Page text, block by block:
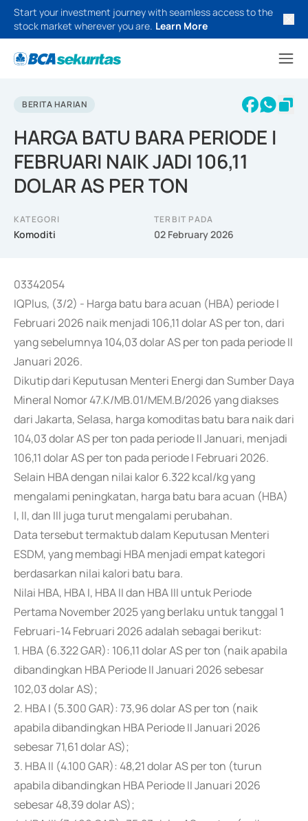
Start your investment journey with seamless access to the
stock market wherever you are. Learn More
BERITA HARIAN
HARGA BATU BARA PERIODE I
FEBRUARI NAIK JADI 106,11
DOLAR AS PER TON
KATEGORI
Komoditi
TERBIT PADA
02 February 2026
03342054
IQPlus, (3/2) - Harga batu bara acuan (HBA) periode I
Februari 2026 naik menjadi 106,11 dolar AS per ton, dari
yang sebelumnya 104,03 dolar AS per ton pada periode II
Januari 2026.
Dikutip dari Keputusan Menteri Energi dan Sumber Daya
Mineral Nomor 47.K/MB.01/MEM.B/2026 yang diakses
dari Jakarta, Selasa, harga komoditas batu bara naik dari
104,03 dolar AS per ton pada periode II Januari, menjadi
106,11 dolar AS per ton pada periode I Februari 2026.
Selain HBA dengan nilai kalor 6.322 kcal/kg yang
mengalami peningkatan, harga batu bara acuan (HBA)
I, II, dan III juga turut mengalami perubahan.
Data tersebut termaktub dalam Keputusan Menteri
ESDM, yang membagi HBA menjadi empat kategori
berdasarkan nilai kalori batu bara.
Nilai HBA, HBA I, HBA II dan HBA III untuk Periode
Pertama November 2025 yang berlaku untuk tanggal 1
Februari-14 Februari 2026 adalah sebagai berikut:
1. HBA (6.322 GAR): 106,11 dolar AS per ton (naik apabila
dibandingkan HBA Periode II Januari 2026 sebesar
102,03 dolar AS);
2. HBA I (5.300 GAR): 73,96 dolar AS per ton (naik
apabila dibandingkan HBA Periode II Januari 2026
sebesar 71,61 dolar AS);
3. HBA II (4.100 GAR): 48,21 dolar AS per ton (turun
apabila dibandingkan HBA Periode II Januari 2026
sebesar 48,39 dolar AS);